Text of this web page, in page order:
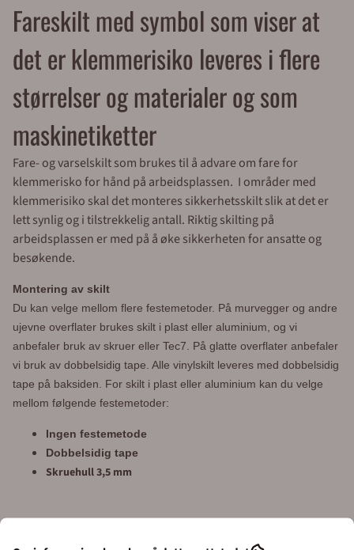
Fareskilt med symbol som viser at
det er klemmerisiko leveres i flere
størrelser og materialer og som
maskinetiketter
Fare- og varselskilt som brukes til å advare om fare for
klemmerisko for hånd på arbeidsplassen. I områder med
klemmerisiko skal det monteres sikkerhetsskilt slik at det er
lett synlig og i tilstrekkelig antall. Riktig skilting på
arbeidsplassen er med på å øke sikkerheten for ansatte og
besøkende.
Montering av skilt
Du kan velge mellom flere festemetoder. På murvegger og andre
ujevne overflater brukes skilt i plast eller aluminium, og vi
anbefaler bruk av skruer eller Tec7. På glatte overflater anbefaler
vi bruk av dobbelsidig tape. Alle vinylskilt leveres med dobbelsidig
tape på baksiden. For skilt i plast eller aluminium kan du velge
mellom følgende festemetoder:
Ingen festemetode
Dobbelsidig tape
Skruehull 3,5 mm